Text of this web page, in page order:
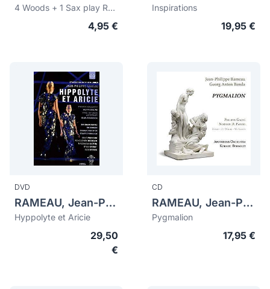
4 Woods + 1 Sax play Rameau, Mozart and Ravel
4,95 €
Inspirations
19,95 €
DVD
RAMEAU, Jean-Philippe (1683-1764)
Hyppolyte et Aricie
29,50
€
CD
RAMEAU, Jean-Philippe (1683-1764)
Pygmalion
17,95 €